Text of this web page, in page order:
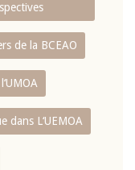
de la BCEAO
dans L‘UEMOA